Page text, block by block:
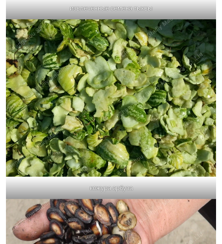
извлеченные семена тыквы
кожура арбуза